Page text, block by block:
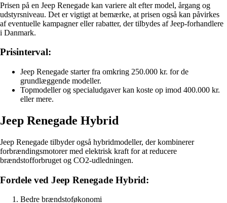
Prisen på en Jeep Renegade kan variere alt efter model, årgang og
udstyrsniveau. Det er vigtigt at bemærke, at prisen også kan påvirkes
af eventuelle kampagner eller rabatter, der tilbydes af Jeep-forhandlere
i Danmark.
Prisinterval:
Jeep Renegade starter fra omkring 250.000 kr. for de
grundlæggende modeller.
Topmodeller og specialudgaver kan koste op imod 400.000 kr.
eller mere.
Jeep Renegade Hybrid
Jeep Renegade tilbyder også hybridmodeller, der kombinerer
forbrændingsmotorer med elektrisk kraft for at reducere
brændstofforbruget og CO2-udledningen.
Fordele ved Jeep Renegade Hybrid:
Bedre brændstoføkonomi